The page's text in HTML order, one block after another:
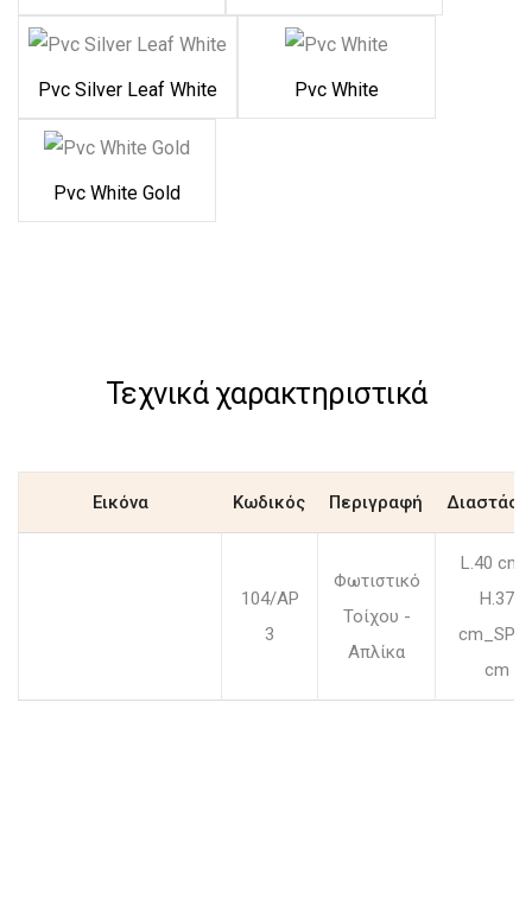
Pvc Silver Leaf White Pvc White
Pvc White Gold
Τεχνικά χαρακτηριστικά
Εικόνα Κωδικός Περιγραφή
104/AP
3
Φωτιστικό
Τοίχου -
Απλίκα
L.40 cm_
H.37
cm